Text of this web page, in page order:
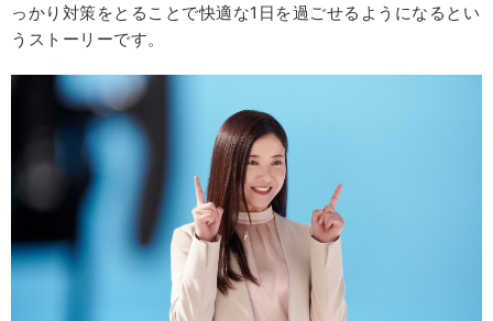
っかり対策をとることで快適な1日を過ごせるようになるとい
うストーリーです。